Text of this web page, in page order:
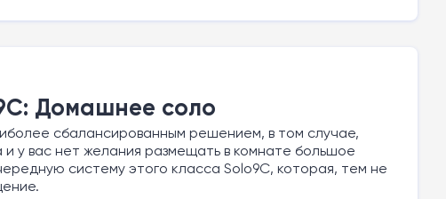
Домашнее соло
сбалансированным решением, в том случае,
у вас нет желания размещать в комнате большое
систему этого класса Solo9C, которая, тем не